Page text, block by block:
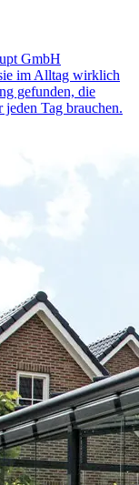
GmbH
im Alltag wirklich
gefunden, die
Tag brauchen.